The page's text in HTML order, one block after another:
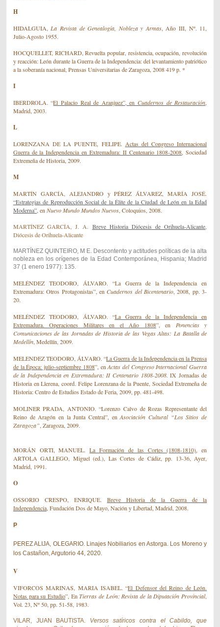
H
HIDALGUIA, La Revista de Genealogía, Nobleza y Armas, Año III, Nº. 11,
Julio-Agosto 1955.
HOCQUELLET, RICHARD, Revuelta popular, resistencia, ocupación, revolución
y reacción: León durante la Guerra de la Independencia: del levantamiento patriótico
a la soberanía nacional, Prensas Universitarias de Zaragoza, 2008 419 p. *
I
IBERDROLA. “El Palacio Real de Aranjuez”, en Cuadernos de Restauración,
Madrid, 2003.
L
LORENZANA DE LA PUENTE, FELIPE. Actas del Congreso Internacional
Guerra de la Independencia en Extremadura: II Centenario 1808-2008, Sociedad
Extremeña de Historia, 2009.
M
MARTÍN GARCÍA, ALEJANDRO y PÉREZ ÁLVAREZ, MARÍA JOSÉ.
“Estrategias de Reproducción Social de la Élite de la Ciudad de León en la Edad
Moderna”, en Nuevo Mundo Mundos Nuevos, Coloquios, 2008.
MARTÍNEZ GARCÍA, J. A. Breve Historia Diócesis de Orihuela-Alicante,
Diócesis de Orihuela-Alicante
MARTÍNEZ QUINTEIRO, M E. Descontento y actitudes políticas de la alta
nobleza en los orígenes de la Edad Contemporánea, Hispania; Madrid
37 (1 enero 1977): 135.
MELÉNDEZ TEODORO, ÁLVARO. “La Guerra de la Independencia en
Extremadura: Otros Protagonistas”, enCuadernos del Bicentenario, 2008, pp. 3-
20.
MELÉNDEZ TEODORO, ÁLVARO. “La Guerra de la Independencia en
Extremadura. Operaciones Militares en el Año 1808”, en
Ponencias y
Comunicaciones de las Jornadas de Historia de las Vegas Altas: La Batalla de
Medellín, Medellín, 2009.
MELENDEZTEODORO, ÁLVARO. “La Guerra de la Independencia en la Prensa
de la Época: julio-septiembre 1808”, en Actas del Congreso Internacional Guerra
de la Independencia en Extremadura: II Centenario 1808-2008. IX Jornadas de
Historia en Llerena, coord. Felipe Lorenzana de la Puente, Sociedad Extremeña de
Historia: Centro de Estudios Estado de Feria, 2009, pp. 481-498.
MOLINER PRADA, ANTONIO. “Lorenzo Calvo de Rozas Representante del
Reino de Aragón en la Junta Central”, enAsociación Cultural “Los Sitios de
Zaragoza”, Zaragoza, 2009.
MORÁN ORTI, MANUEL. La Formación de las Cortes (1808-1810), en
ARTOLA GALLEGO, Miguel (ed.), Las Cortes de Cádiz, pp. 13-36, Ayer,
Madrid, 1991.
O
OSSORIO CRESPO, ENRIQUE.
Breve Historia de la Guerra de la
Independencia, Fundación Dos de Mayo, Nación y Libertad, Madrid, 2008.
P
PEREZ ALIJA, OLEGARIO.Linajes Nobiliarios en Astorga. Los Moreno y
los Castañon, Argutorio 44, 2020.
V
VIFORCOS MARINAS, MARIA ISABEL. “El Defensor del Reino de León.
Notas para su Estudio”, EnTierras de León: Revista de la Diputación Provincial,
Vol. 23, Nº 50, pp. 51-58, 1983.
VILAR, JUAN BAUTISTA. Versos satíricos contra el Cabildo, que